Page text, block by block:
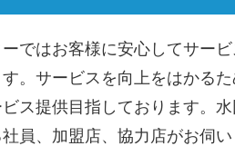
ではお客様に安心してサー
。サービスを向上をはかる
ビス提供目指しております。
員、加盟店、協力店がお伺